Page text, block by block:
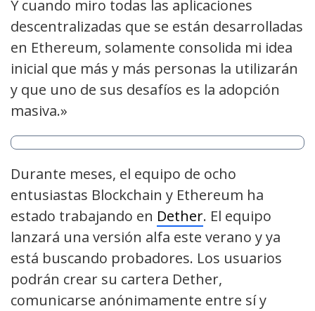
Y cuando miro todas las aplicaciones
descentralizadas que se están desarrolladas
en Ethereum, solamente consolida mi idea
inicial que más y más personas la utilizarán
y que uno de sus desafíos es la adopción
masiva.»
Durante meses, el equipo de ocho
entusiastas Blockchain y Ethereum ha
estado trabajando en Dether. El equipo
lanzará una versión alfa este verano y ya
está buscando probadores. Los usuarios
podrán crear su cartera Dether,
comunicarse anónimamente entre sí y